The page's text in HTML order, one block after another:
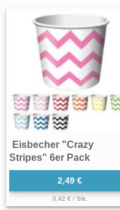
Eisbecher "Crazy
Stripes" 6er Pack
2,49 €
0,42 € / Stk.